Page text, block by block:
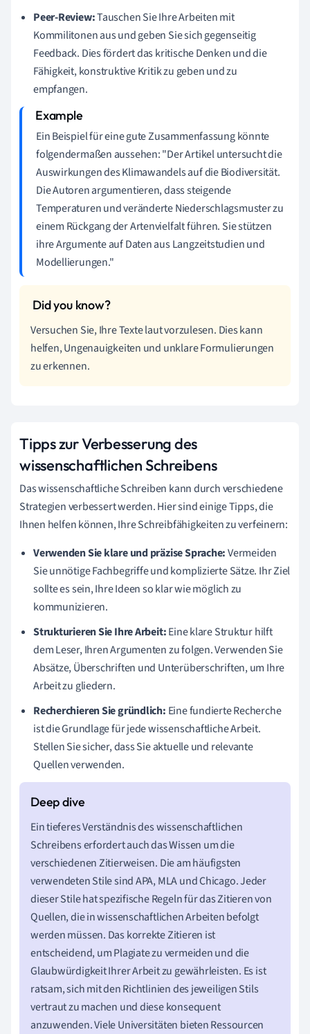
Peer-Review:Tauschen Sie Ihre Arbeiten mit
Kommilitonen aus und geben Sie sich gegenseitig
Feedback. Dies fördert das kritische Denken und die
Fähigkeit, konstruktive Kritik zu geben und zu
empfangen.
Ein Beispiel für eine gute Zusammenfassung könnte
folgendermaßen aussehen: "Der Artikel untersucht die
Auswirkungen des Klimawandels auf die Biodiversität.
Die Autoren argumentieren, dass steigende
Temperaturen und veränderte Niederschlagsmuster zu
einem Rückgang der Artenvielfalt führen. Sie stützen
ihre Argumente auf Daten aus Langzeitstudien und
Modellierungen."
Versuchen Sie, Ihre Texte laut vorzulesen. Dies kann
helfen, Ungenauigkeiten und unklare Formulierungen
zu erkennen.
Tipps zur Verbesserung des
wissenschaftlichen Schreibens
Das wissenschaftliche Schreiben kann durch verschiedene
Strategien verbessert werden. Hier sind einige Tipps, die
Ihnen helfen können, Ihre Schreibfähigkeiten zu verfeinern:
Verwenden Sie klare und präzise Sprache:Vermeiden
Sie unnötige Fachbegriffe und komplizierte Sätze. Ihr Ziel
sollte es sein, Ihre Ideen so klar wie möglich zu
kommunizieren.
Strukturieren Sie Ihre Arbeit:Eine klare Struktur hilft
dem Leser, Ihren Argumenten zu folgen. Verwenden Sie
Absätze, Überschriften und Unterüberschriften, um Ihre
Arbeit zu gliedern.
Recherchieren Sie gründlich: Eine fundierte Recherche
ist die Grundlage für jede wissenschaftliche Arbeit.
Stellen Sie sicher, dass Sie aktuelle und relevante
Quellen verwenden.
Ein tieferes Verständnis des wissenschaftlichen
Schreibens erfordert auch das Wissen um die
verschiedenen Zitierweisen. Die am häufigsten
verwendeten Stile sind APA, MLA und Chicago. Jeder
dieser Stile hat spezifische Regeln für das Zitieren von
Quellen, die in wissenschaftlichen Arbeiten befolgt
werden müssen. Das korrekte Zitieren ist
entscheidend, um Plagiate zu vermeiden und die
Glaubwürdigkeit Ihrer Arbeit zu gewährleisten. Es ist
ratsam, sich mit den Richtlinien des jeweiligen Stils
vertraut zu machen und diese konsequent
anzuwenden. Viele Universitäten bieten Ressourcen